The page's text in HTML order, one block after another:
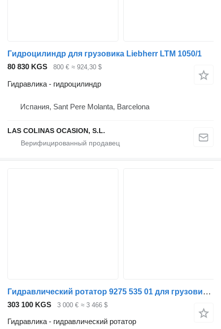
Гидроцилиндр для грузовика Liebherr LTM 1050/1
80 830 KGS
800 € ≈ 924,30 $
Гидравлика - гидроцилиндр
Испания, Sant Pere Molanta, Barcelona
LAS COLINAS OCASION, S.L.
Гидравлический ротатор 9275 535 01 для грузовика Liebherr LTM 1050/1
303 100 KGS 3 000 € ≈ 3 466 $
Гидравлика - гидравлический ротатор